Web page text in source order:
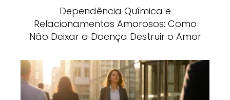
Dependência Química e
Relacionamentos Amorosos: Como
Não Deixar a Doença Destruir o Amor